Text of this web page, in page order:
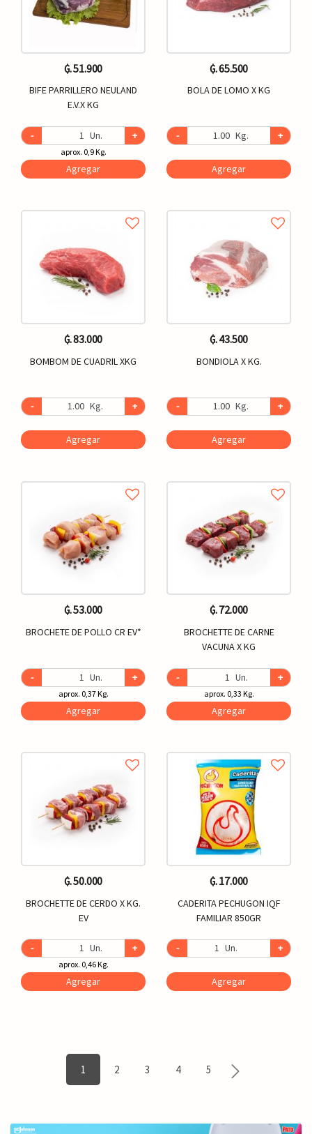
₲. 51.900
BIFE PARRILLERO NEULAND
E.V.X KG
- Un. +
aprox. 0,9 Kg.
Agregar
₲. 65.500
BOLA DE LOMO X KG
- Kg. +
Agregar
₲. 83.000
BOMBOM DE CUADRIL XKG
- Kg. +
Agregar
₲. 43.500
BONDIOLA X KG.
- Kg. +
Agregar
₲. 53.000
BROCHETE DE POLLO CR EV*
- Un. +
aprox. 0,37 Kg.
Agregar
₲. 72.000
BROCHETTE DE CARNE
VACUNA X KG
- Un. +
aprox. 0,33 Kg.
Agregar
₲. 50.000
BROCHETTE DE CERDO X KG.
EV
- Un. +
aprox. 0,46 Kg.
Agregar
₲. 17.000
CADERITA PECHUGON IQF
FAMILIAR 850GR
- Un. +
Agregar
1 2 3 4 5